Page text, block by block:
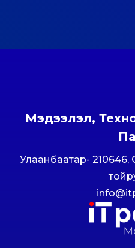
Мэдээлэл,
Улаанбаатар- 210646,